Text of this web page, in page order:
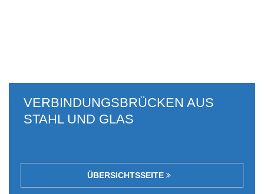
VERBINDUNGSBRÜCKEN AUS
STAHL UND GLAS
ÜBERSICHTSSEITE